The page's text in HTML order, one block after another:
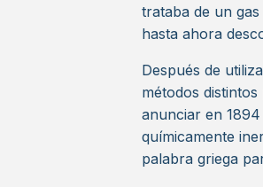
trataba de un gas
hasta ahora
Después de
métodos
anunciar en
químicamente
palabra griega